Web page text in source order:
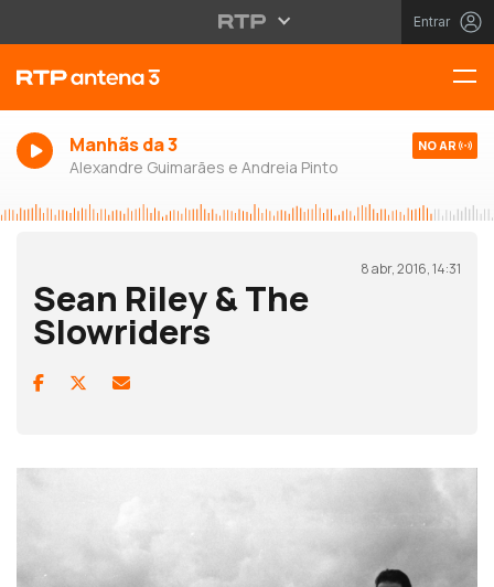
Entrar
Manhãs da 3
Alexandre Guimarães e Andreia Pinto
NO AR
8 abr, 2016, 14:31
Sean Riley & The
Slowriders